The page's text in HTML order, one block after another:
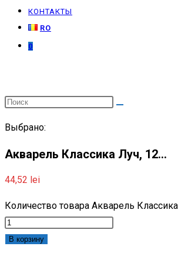
КОНТАКТЫ
RO
0
Выбрано:
Акварель Классика Луч, 12…
44,52 lei
Количество товара Акварель
В корзину